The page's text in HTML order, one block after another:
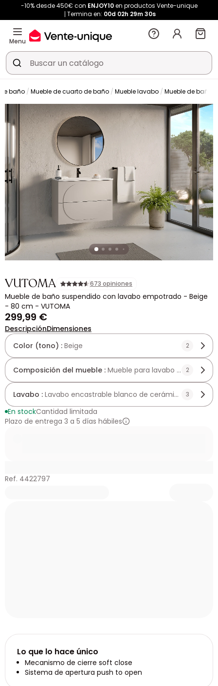
-10% desde 450€ con ENJOY10en productos Vente-unique
Termina en: 00d 02h 29m29s
Menu
baño Mueble de cuarto de baño Mueble lavabo Mueble de baño
VUTOMA 673 opiniones
Mueble de baño suspendido con lavabo empotrado - Beige
- 80 cm - VUTOMA
299,99 €
DescripciónDimensiones
Color (tono) : Beige 2
Composición del mueble : Mueble para lavabo encastrado
2
Lavabo : Lavabo encastrable blanco de cerámica 3
En stockCantidad limitada
Plazo de entrega 3 a 5 días hábiles
Ref. 4422797
Lo que lo hace único
Mecanismo de cierre soft close
Sistema de apertura push to open